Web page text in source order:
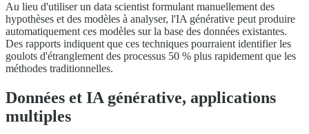
Au lieu d'utiliser un data scientist formulant manuellement des
hypothèses et des modèles à analyser, l'IA générative peut produire
automatiquement ces modèles sur la base des données existantes.
Des rapports indiquent que ces techniques pourraient identifier les
goulots d'étranglement des processus 50 % plus rapidement que les
méthodes traditionnelles.
Données et IA générative, applications
multiples